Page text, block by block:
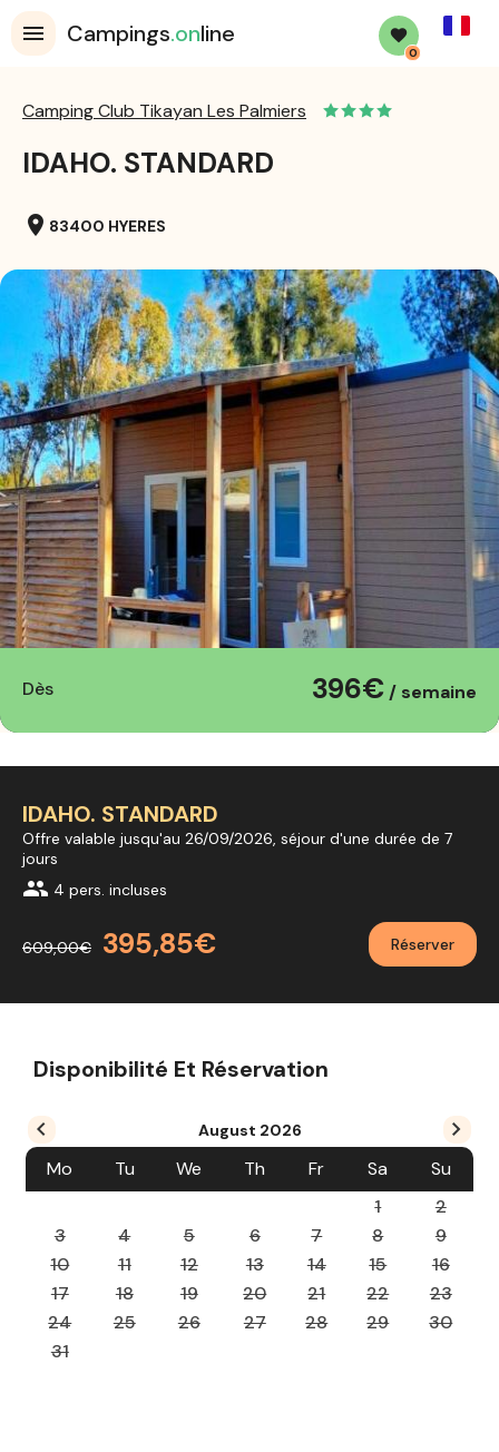
Campings.online
0
Camping Club Tikayan Les Palmiers
IDAHO. STANDARD
location_on 83400 HYERES
Dès 396€ / semaine
IDAHO. STANDARD
Offre valable jusqu'au 26/09/2026, séjour d'une durée de 7
jours
group 4 pers. incluses
609,00€ 395,85€ Réserver
Disponibilité Et Réservation
August 2026
Mo Tu We Th Fr Sa
Su
1
2
3
4 5 6 7 8
9
10
11 12 13 14 15
16
17
18 19 20 21 22
23
24
25 26 27 28 29
30
31